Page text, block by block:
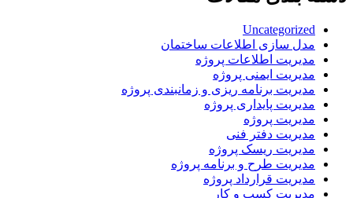
Uncategorized
مدل سازی اطلاعات ساختمان
مدیریت اطلاعات پروژه
مدیریت ایمنی پروژه
مدیریت برنامه ریزی و زمانبندی پروژه
مدیریت پایداری پروژه
مدیریت پروژه
مدیریت دفتر فنی
مدیریت ریسک پروژه
مدیریت طرح و برنامه پروژه
مدیریت قرارداد پروژه
مدیریت کسب و کار